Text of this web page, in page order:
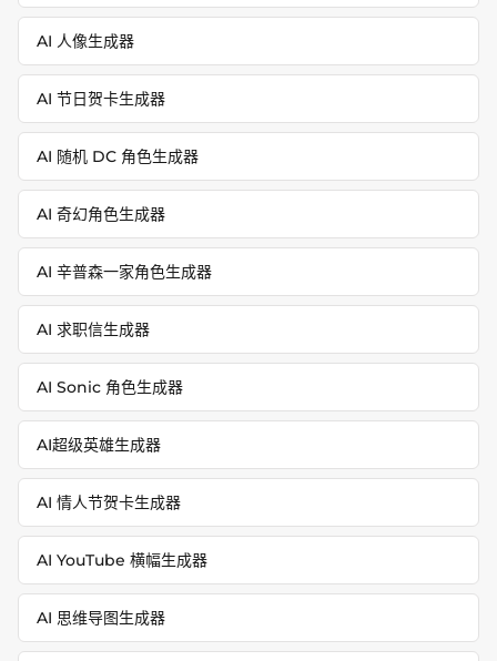
AI 人像生成器
AI 节日贺卡生成器
AI 随机 DC 角色生成器
AI 奇幻角色生成器
AI 辛普森一家角色生成器
AI 求职信生成器
AI Sonic 角色生成器
AI超级英雄生成器
AI 情人节贺卡生成器
AI YouTube 横幅生成器
AI 思维导图生成器